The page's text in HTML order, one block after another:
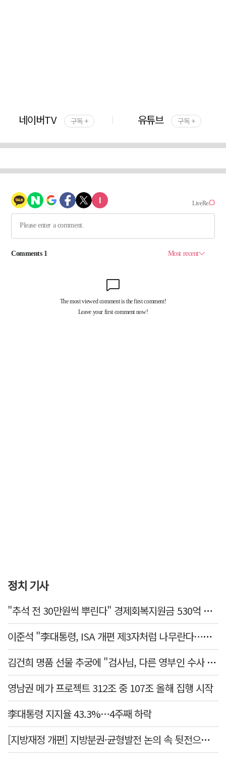
네이버TV 구독 + 유튜브 구독 +
정치 기사
"추석 전 30만원씩 뿌린다" 경제회복지원금 530억 논란 터진 지자체
이준석 "李대통령, ISA 개편 제3자처럼 나무란다…조직 수장 결격"
김건희 명품 선물 추궁에 "검사님, 다른 영부인 수사 다 해봤느냐" 발끈
영남권 메가 프로젝트 312조 중 107조 올해 집행 시작
李대통령 지지율 43.3%…4주째 하락
[지방재정 개편] 지방분권·균형발전 논의 속 뒷전으로 밀린 '재정분권'